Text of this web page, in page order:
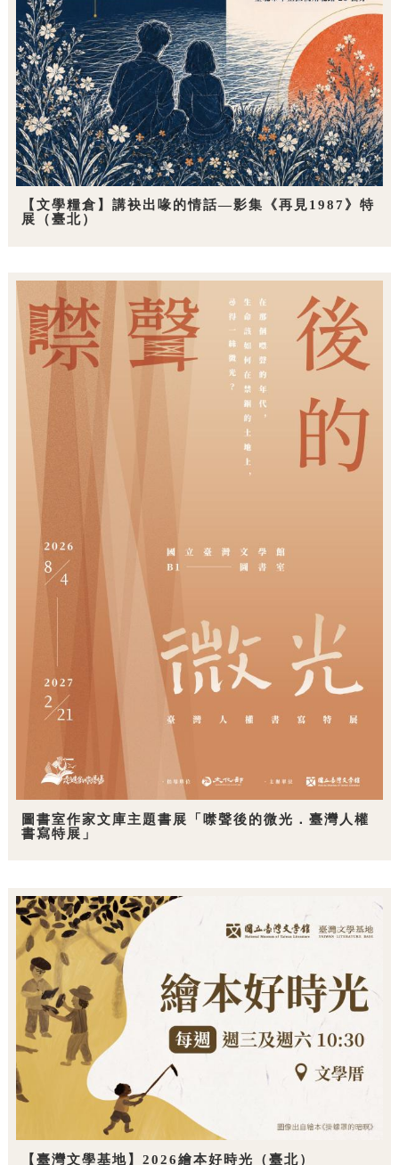
【文學糧倉】講袂出喙的情話—影集《再見1987》特
展（臺北）
圖書室作家文庫主題書展「噤聲後的微光．臺灣人權
書寫特展」
【臺灣文學基地】2026繪本好時光（臺北）